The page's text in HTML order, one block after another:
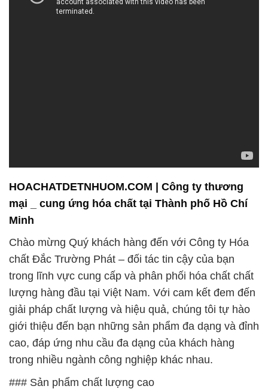
HOACHATDETNHUOM.COM | Công ty thương
mại _ cung ứng hóa chất tại Thành phố Hồ Chí
Minh
Chào mừng Quý khách hàng đến với Công ty Hóa
chất Đắc Trường Phát – đối tác tin cậy của bạn
trong lĩnh vực cung cấp và phân phối hóa chất chất
lượng hàng đầu tại Việt Nam. Với cam kết đem đến
giải pháp chất lượng và hiệu quả, chúng tôi tự hào
giới thiệu đến bạn những sản phẩm đa dạng và đỉnh
cao, đáp ứng nhu cầu đa dạng của khách hàng
trong nhiều ngành công nghiệp khác nhau.
### Sản phẩm chất lượng cao